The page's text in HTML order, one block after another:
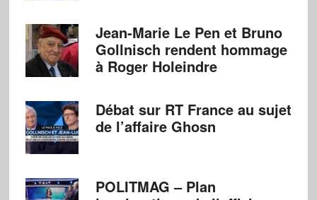
Jean-Marie Le Pen et Bruno
Gollnisch rendent hommage
à Roger Holeindre
Débat sur RT France au sujet
de l’affaire Ghosn
POLITMAG – Plan